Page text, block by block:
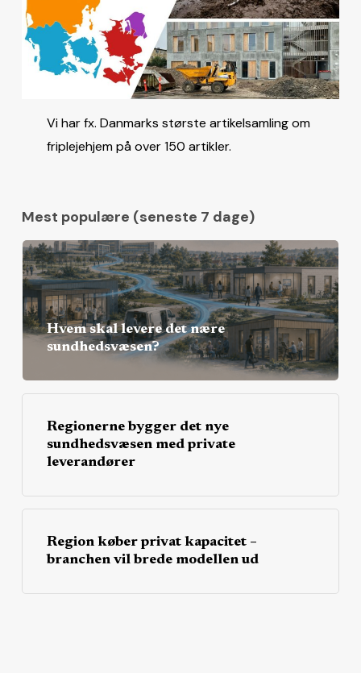
Vi har fx. Danmarks største artikelsamling om
friplejehjem på over 150 artikler.
Mest populære (seneste 7 dage)
Hvem skal levere det nære
sundhedsvæsen?
Regionerne bygger det nye
sundhedsvæsen med private
leverandører
Region køber privat kapacitet –
branchen vil brede modellen ud